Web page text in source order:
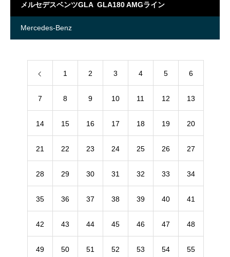
メルセデスベンツGLA GLA180 AMGライン
Mercedes-Benz
1 2 3 4 5 6
7 8 9 10 11 12 13
14 15 16 17 18 19 20
21 22 23 24 25 26 27
28 29 30 31 32 33 34
35 36 37 38 39 40 41
42 43 44 45 46 47 48
49 50 51 52 53 54 55